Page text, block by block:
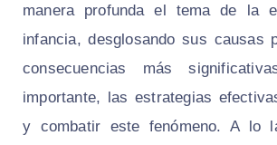
manera profunda el tema de la
infancia, desglosando sus causas
consecuencias más
importante, las estrategias
y combatir este fenómeno. A lo